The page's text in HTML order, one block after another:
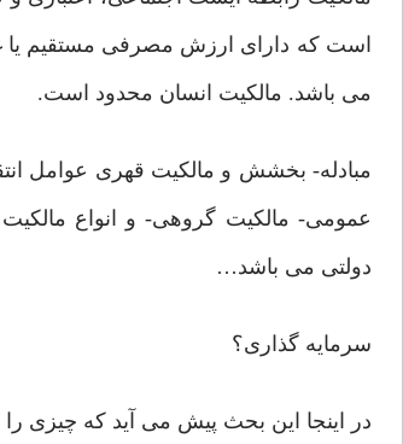
است که دارای ارزش مصرفی مستقیم یا
می باشد. مالکیت انسان محدود است.
مبادله- بخشش و مالکیت قهری عوامل
عمومی- مالکیت گروهی- و انواع
دولتی می باشد…
سرمایه گذاری؟
در اینجا این بحث پیش می آید که چیزی